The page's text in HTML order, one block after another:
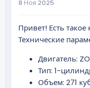
8 Ноя 2025
Привет! Есть такое
Технические
Двигатель:
Тип: 1-
Объем: 271